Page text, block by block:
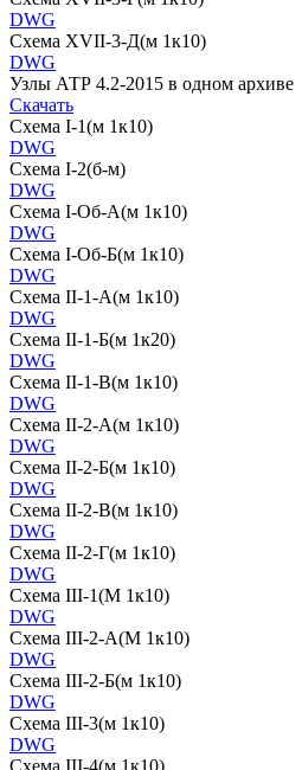
DWG
Схема XVII-3-Д(м 1к10)
DWG
Узлы АТР 4.2-2015 в одном архиве
Скачать
Схема I-1(м 1к10)
DWG
Схема I-2(б-м)
DWG
Схема I-Об-А(м 1к10)
DWG
Схема I-Об-Б(м 1к10)
DWG
Схема II-1-А(м 1к10)
DWG
Схема II-1-Б(м 1к20)
DWG
Схема II-1-В(м 1к10)
DWG
Схема II-2-А(м 1к10)
DWG
Схема II-2-Б(м 1к10)
DWG
Схема II-2-В(м 1к10)
DWG
Схема II-2-Г(м 1к10)
DWG
Схема III-1(М 1к10)
DWG
Схема III-2-А(М 1к10)
DWG
Схема III-2-Б(м 1к10)
DWG
Схема III-3(м 1к10)
DWG
Схема III-4(м 1к10)